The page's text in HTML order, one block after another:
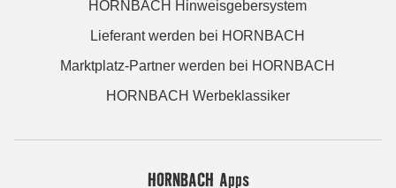
HORNBACH Hinweisgebersystem
Lieferant werden bei HORNBACH
Marktplatz-Partner werden bei HORNBACH
HORNBACH Werbeklassiker
HORNBACH Apps